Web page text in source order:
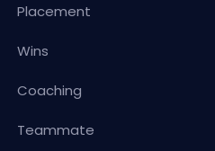
Placement
Wins
Coaching
Teammate